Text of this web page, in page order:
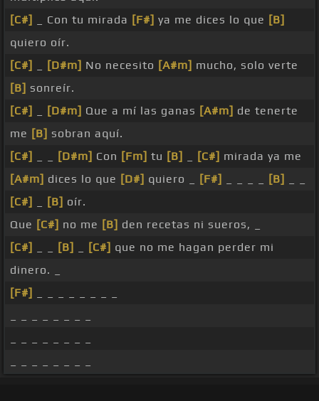
[C#]
_ Con tu mirada [F#] ya me dices lo que [B]
quiero oír.
[C#]
[D#m] No necesito [A#m] mucho, solo verte
[B] sonreír.
[C#]
[D#m] Que a mí las ganas [A#m] de tenerte
me [B] sobran aquí.
[C#]
[D#m] Con [Fm] tu [B] [C#] mirada ya me
[A#m] dices lo que [D#] quiero _ [F#] [B]
[C#]
[B] oír.
Que [C#] no me [B] den recetas ni sueros, _
[C#]
[B] [C#] que no me hagan perder mi
dinero. _
[F#]